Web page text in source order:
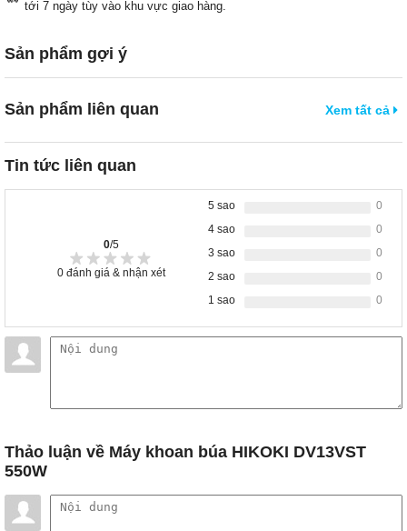
tới 7 ngày tùy vào khu vực giao hàng.
Sản phẩm gợi ý
Sản phẩm liên quan Xem tất cả
Tin tức liên quan
0/5
0 đánh giá & nhận xét
5 sao
0
4 sao
0
3 sao
0
2 sao
0
1 sao
0
Thảo luận về Máy khoan búa HIKOKI DV13VST
550W